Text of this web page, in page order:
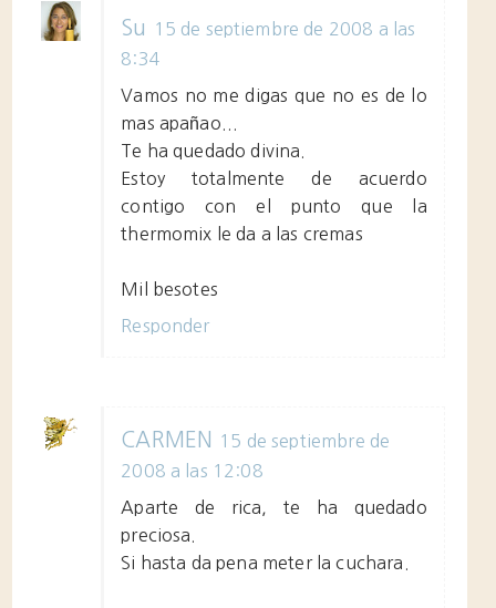
Su
15 de septiembre de 2008 a las
8:34
Vamos no me digas que no es de lo
mas apañao...
Te ha quedado divina.
Estoy totalmente de acuerdo
contigo con el punto que la
thermomix le da a las cremas
Mil besotes
Responder
CARMEN
15 de septiembre de
2008 a las 12:08
Aparte de rica, te ha quedado
preciosa.
Si hasta da pena meter la cuchara.